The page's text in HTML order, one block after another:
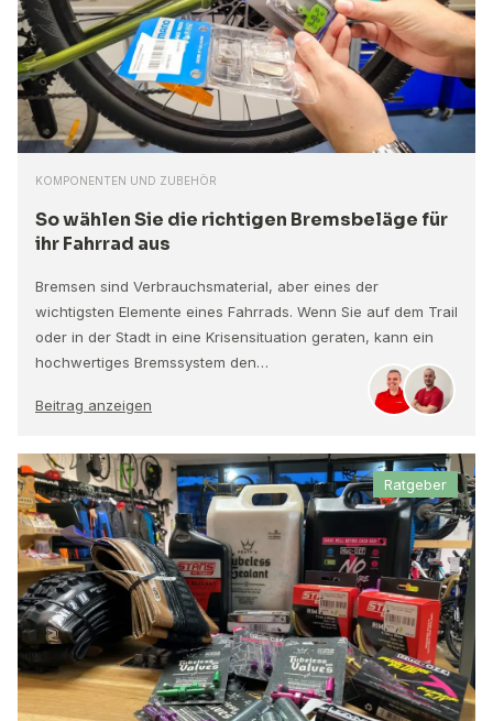
KOMPONENTEN UND ZUBEHÖR
So wählen Sie die richtigen Bremsbeläge für
ihr Fahrrad aus
Bremsen sind Verbrauchsmaterial, aber eines der
wichtigsten Elemente eines Fahrrads. Wenn Sie auf dem Trail
oder in der Stadt in eine Krisensituation geraten, kann ein
hochwertiges Bremssystem den…
Beitrag anzeigen
Ratgeber